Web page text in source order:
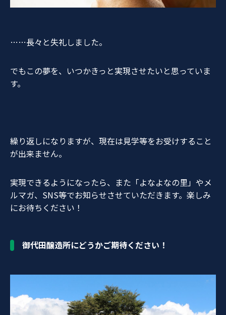
……長々と失礼しました。
でもこの夢を、いつかきっと実現させたいと思っていま
す。
繰り返しになりますが、現在は見学等をお受けすること
が出来ません。
実現できるようになったら、また「よなよなの里」やメ
ルマガ、SNS等でお知らせさせていただきます。楽しみ
にお待ちください！
御代田醸造所にどうかご期待ください！